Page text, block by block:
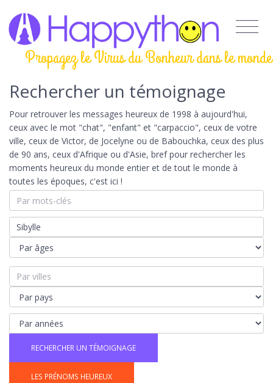
Propagez le Virus du Bonheur dans le monde
Rechercher un témoignage
Pour retrouver les messages heureux de 1998 à aujourd'hui,
ceux avec le mot "chat", "enfant" et "carpaccio", ceux de votre
ville, ceux de Victor, de Jocelyne ou de Babouchka, ceux des plus
de 90 ans, ceux d'Afrique ou d'Asie, bref pour rechercher les
moments heureux du monde entier et de tout le monde à
toutes les époques, c'est ici !
LES PRÉNOMS HEUREUX